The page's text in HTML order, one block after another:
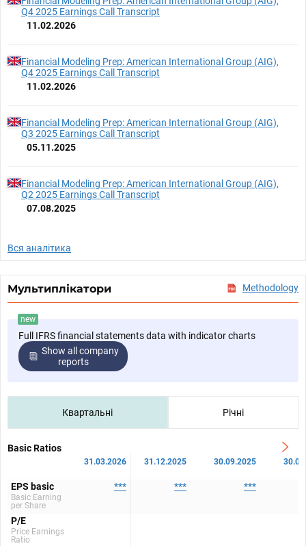
Q4 2025 Earnings Call Transcript
11.02.2026
Financial Modeling Prep: American International Group (AIG),
Q4 2025 Earnings Call Transcript
11.02.2026
Financial Modeling Prep: American International Group (AIG),
Q3 2025 Earnings Call Transcript
05.11.2025
Financial Modeling Prep: American International Group (AIG),
Q2 2025 Earnings Call Transcript
07.08.2025
Вся аналітика
Мультиплікатори Methodology
new
Full IFRS financial statements data with indicator charts
Show all company
reports
Квартальні Річні
Basic Ratios
31.03.2026 31.12.2025 30.09.2025
EPS basic
Basic Earning
per Share
*** *** ***
P/E
Price Earnings
Ratio